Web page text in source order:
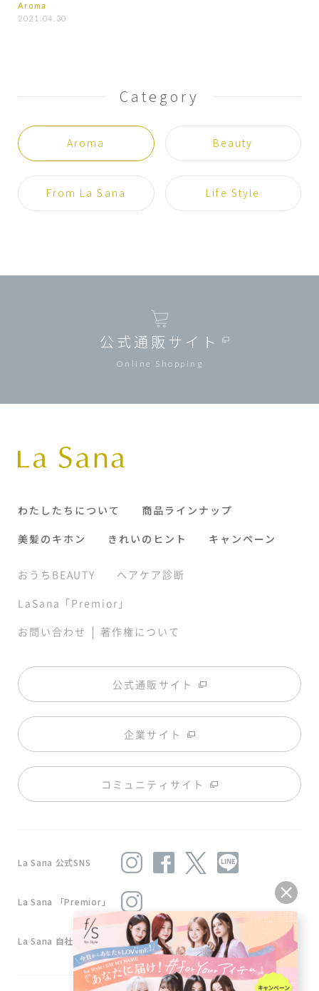
Aroma
2021.04.30
Category
Aroma Beauty
From La Sana Life Style
公式通販サイト
Online Shopping
わたしたちについて
商品ラインナップ
美髪のキホン
きれいのヒント キャンペーン
おうちBEAUTY
ヘアケア診断
LaSana「Premior」
お問い合わせ | 著作権について
公式通販サイト
企業サイト
コミュニティサイト
La Sana 公式SNS
La Sana 「Premior」
La Sana 自社工場